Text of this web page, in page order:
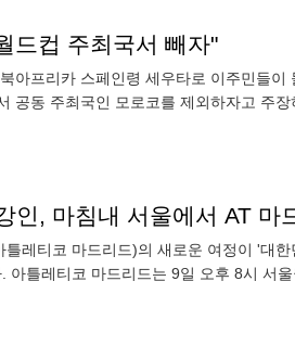
드컵 주최국서 빼자"
아프리카 스페인령 세우타로 이주민들
공동 주최국인 모로코를 제외하자고 주장
레티코 마드리드)의 새로운 여정이 '대
틀레티코 마드리드는 9일 오후 8시 서